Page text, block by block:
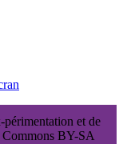
et de
BY-SA